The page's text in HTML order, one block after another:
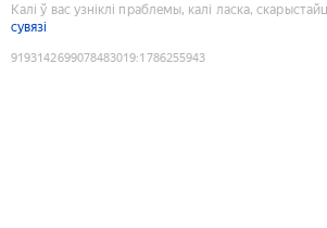
Калі ў вас узніклі праблемы, калі ласка,
сувязі
9193142699078483019:1786255943